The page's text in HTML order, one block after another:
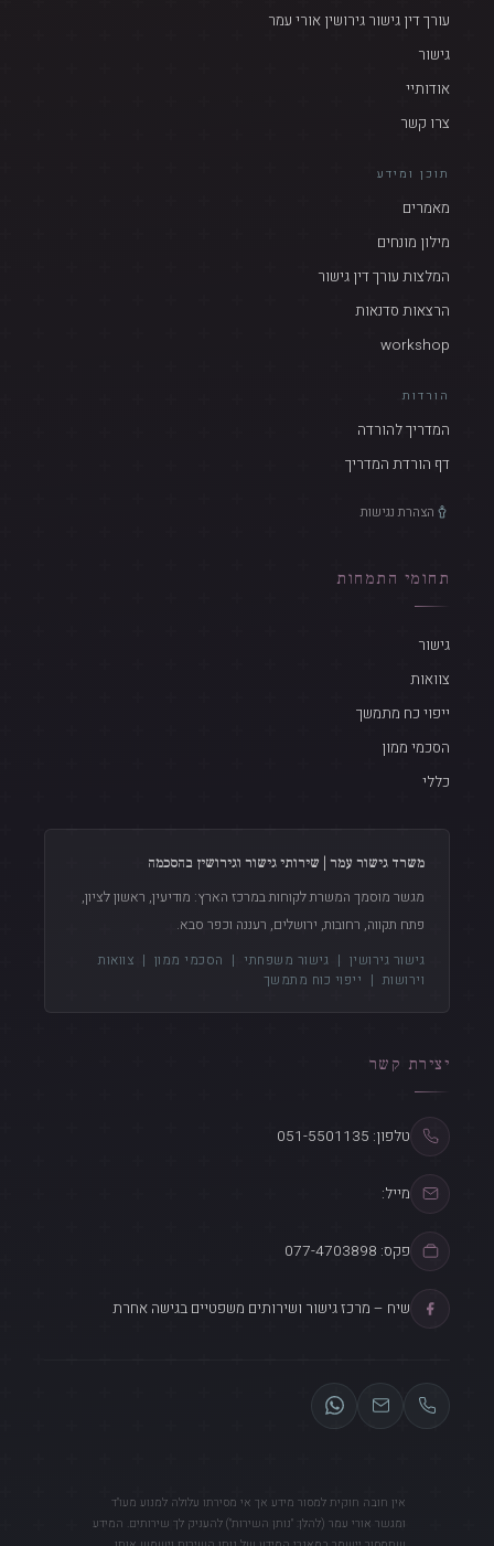
עורך דין גישור גירושין אורי עמר
גישור
אודותיי
צרו קשר
תוכן ומידע
מאמרים
מילון מונחים
המלצות עורך דין גישור
הרצאות סדנאות
workshop
הורדות
המדריך להורדה
דף הורדת המדריך
הצהרת נגישות
תחומי התמחות
גישור
צוואות
ייפוי כח מתמשך
הסכמי ממון
כללי
משרד גישור עמר | שירותי גישור וגירושין בהסכמה
מגשר מוסמך המשרת לקוחות במרכז הארץ: מודיעין, ראשון לציון,
פתח תקווה, רחובות, ירושלים, רעננה וכפר סבא.
גישור גירושין | גישור משפחתי | הסכמי ממון | צוואות
וירושות | ייפוי כוח מתמשך
יצירת קשר
טלפון: 051-5501135
מייל:
פקס: 077-4703898
שיח – מרכז גישור ושירותים משפטיים בגישה אחרת
אין חובה חוקית למסור מידע אך אי מסירתו עלולה למנוע מעו"ד
ומגשר אורי עמר (להלן: "נותן השירות") להעניק לך שירותים. המידע